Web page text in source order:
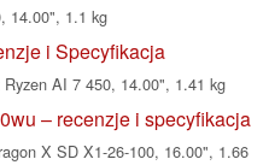
14.00", 1.1 kg
i Specyfikacja
AI 7 450, 14.00", 1.41 kg
– recenzje i specyfikacja
X SD X1-26-100, 16.00", 1.66